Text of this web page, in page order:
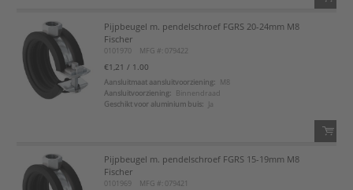
QTY:
Voeg toe aan favorietenlijst
Pijpbeugel m. pendelschroef FGRS 20-24mm M8
Fischer
0101970 MFG #: 079422
€1,21 / 1.00
Aansluitmaat aansluitvoorziening:
M8
Aansluitvoorziening:
Binnendraad
Geschikt voor aluminium buis:
Ja
Pijpbeugel m. pendelschroef FGRS 15-19mm M8
Fischer
0101969 MFG #: 079421